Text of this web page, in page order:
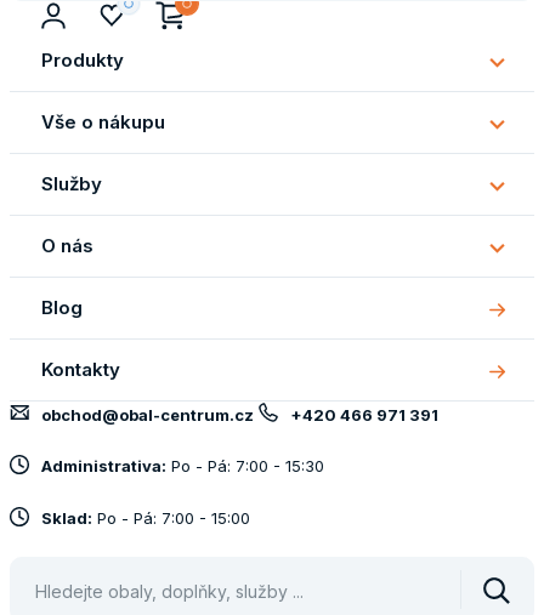
Produkty
Vše o nákupu
Vše
o
Služby
O nás
O
nás
Blog
Kontakty
obchod@obal-centrum.cz +420 466 971 391
Administrativa: Po - Pá: 7:00 - 15:30
Sklad: Po - Pá: 7:00 - 15:00